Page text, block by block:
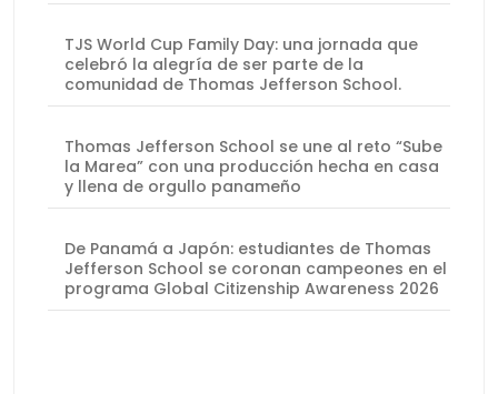
TJS World Cup Family Day: una jornada que
celebró la alegría de ser parte de la
comunidad de Thomas Jefferson School.
Thomas Jefferson School se une al reto “Sube
la Marea” con una producción hecha en casa
y llena de orgullo panameño
De Panamá a Japón: estudiantes de Thomas
Jefferson School se coronan campeones en el
programa Global Citizenship Awareness 2026